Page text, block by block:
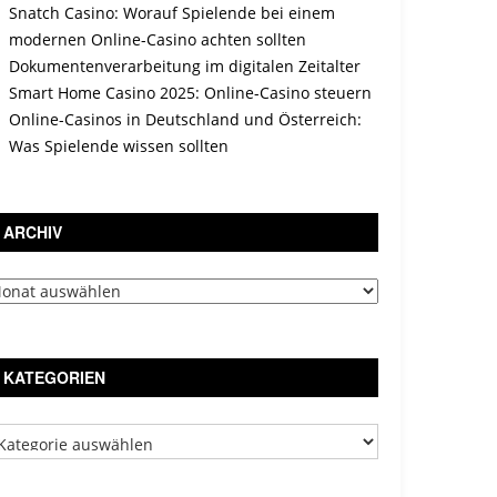
Snatch Casino: Worauf Spielende bei einem
modernen Online-Casino achten sollten
Dokumentenverarbeitung im digitalen Zeitalter
Smart Home Casino 2025: Online-Casino steuern
Online-Casinos in Deutschland und Österreich:
Was Spielende wissen sollten
ARCHIV
KATEGORIEN